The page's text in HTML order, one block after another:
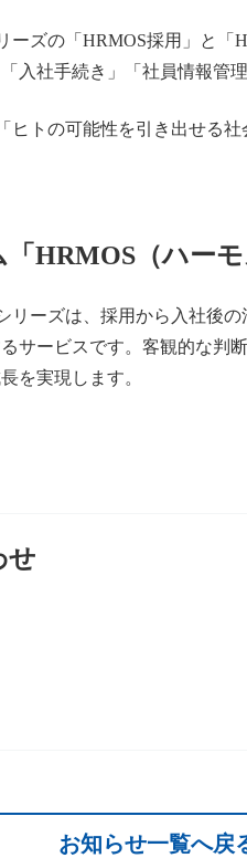
ーズの「HRMOS採用」と
入社手続き」「社員情報管
ヒトの可能性を引き出せる
HRMOS（ハー
リーズは、採用から入社後
サービスです。客観的な判
を実現します。
せ
お知らせ一覧へ戻